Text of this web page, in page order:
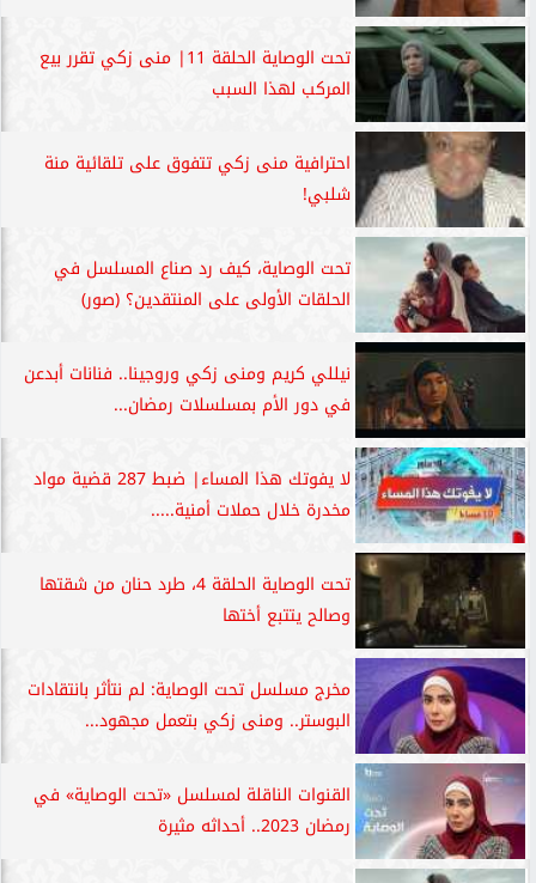
تحت الوصاية الحلقة 11| منى زكي تقرر بيع
المركب لهذا السبب
احترافية منى زكي تتفوق على تلقائية منة
شلبي!
تحت الوصاية، كيف رد صناع المسلسل في
الحلقات الأولى على المنتقدين؟ (صور)
نيللي كريم ومنى زكي وروجينا.. فنانات أبدعن
في دور الأم بمسلسلات رمضان...
لا يفوتك هذا المساء| ضبط 287 قضية مواد
مخدرة خلال حملات أمنية.....
تحت الوصاية الحلقة 4، طرد حنان من شقتها
وصالح يتتبع أختها
مخرج مسلسل تحت الوصاية: لم نتأثر بانتقادات
البوستر.. ومنى زكي بتعمل مجهود...
القنوات الناقلة لمسلسل «تحت الوصاية» في
رمضان 2023.. أحداثه مثيرة